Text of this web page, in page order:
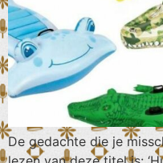
De gedachte die je